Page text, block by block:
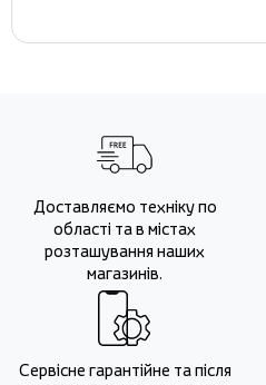
Доставляємо техніку по
області та в містах
розташування наших
магазинів.
Сервісне гарантійне та після